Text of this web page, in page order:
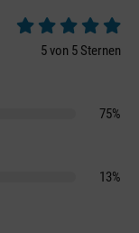
Durchschnittliche
5 von 5 Sternen
75%
13%